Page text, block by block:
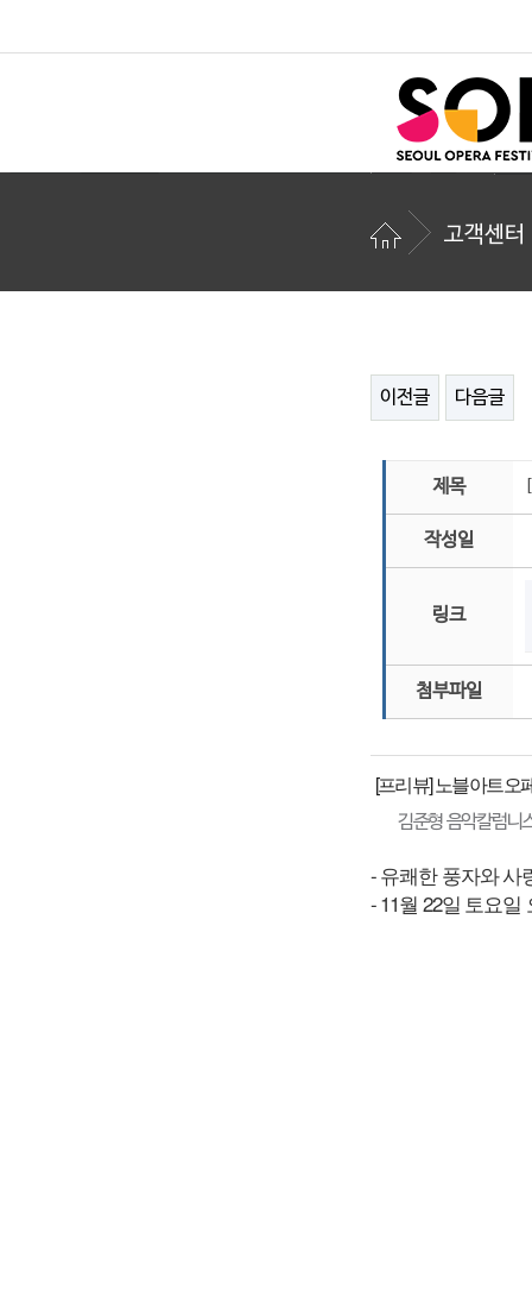
고객센터
이전글 다음글
제목
작성일
링크
첨부파일
[프리뷰] 노블아트오
김준형 음악칼럼니
- 유쾌한 풍자와 사
- 11월 22일 토요